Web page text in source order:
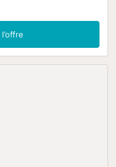
pour vos vacances,vous
de mets à base des produits
comme le riz, l'huile d'olive,
et coquillages pêché
25€ ; PRECIO AIRE